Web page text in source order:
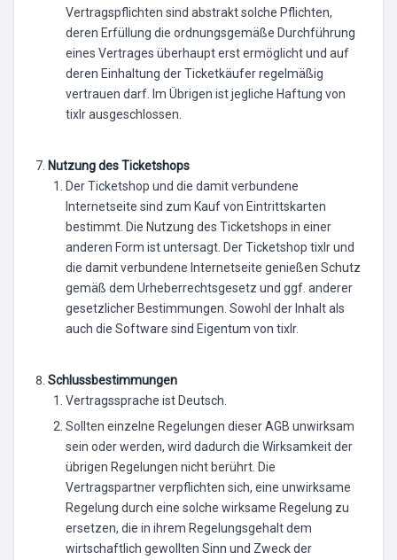
Vertragspflichten sind abstrakt solche Pflichten,
deren Erfüllung die ordnungsgemäße Durchführung
eines Vertrages überhaupt erst ermöglicht und auf
deren Einhaltung der Ticketkäufer regelmäßig
vertrauen darf. Im Übrigen ist jegliche Haftung von
tixlr ausgeschlossen.
Nutzung des Ticketshops
Der Ticketshop und die damit verbundene
Internetseite sind zum Kauf von Eintrittskarten
bestimmt. Die Nutzung des Ticketshops in einer
anderen Form ist untersagt. Der Ticketshop tixlr und
die damit verbundene Internetseite genießen Schutz
gemäß dem Urheberrechtsgesetz und ggf. anderer
gesetzlicher Bestimmungen. Sowohl der Inhalt als
auch die Software sind Eigentum von tixlr.
Schlussbestimmungen
Vertragssprache ist Deutsch.
Sollten einzelne Regelungen dieser AGB unwirksam
sein oder werden, wird dadurch die Wirksamkeit der
übrigen Regelungen nicht berührt. Die
Vertragspartner verpflichten sich, eine unwirksame
Regelung durch eine solche wirksame Regelung zu
ersetzen, die in ihrem Regelungsgehalt dem
wirtschaftlich gewollten Sinn und Zweck der